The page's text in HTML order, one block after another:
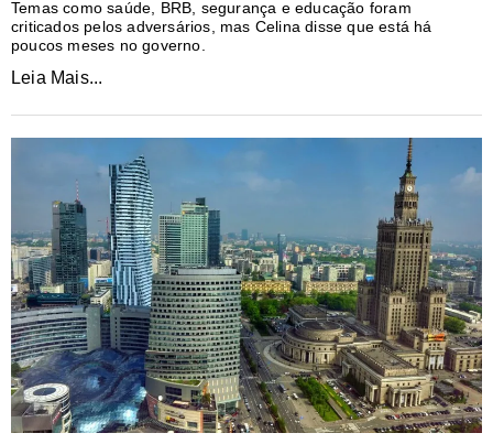
Temas como saúde, BRB, segurança e educação foram
criticados pelos adversários, mas Celina disse que está há
poucos meses no governo.
Leia Mais...